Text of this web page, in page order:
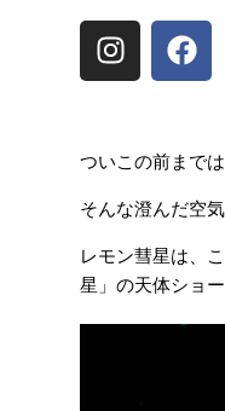
ついこの前まで
そんな澄んだ空気
レモン彗星は、
星」の天体ショ